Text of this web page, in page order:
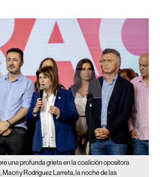
una profunda grieta en la coalición opositora
Macri y Rodríguez Larreta, la noche de las